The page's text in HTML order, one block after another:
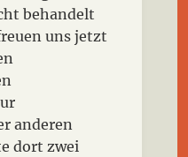
behandelt
uns jetzt
anderen
dort zwei